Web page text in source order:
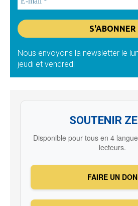
Nous envoyons la newsletter le
jeudi et vendredi
SOUTENIR
Disponible pour tous en 4
lecteurs.
FAIRE UN DON